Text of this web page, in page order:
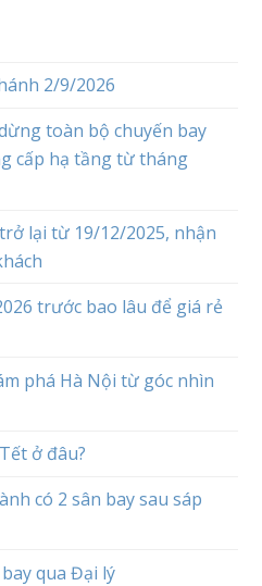
2/9/2026
toàn bộ chuyến bay
cấp hạ tầng từ tháng
lại từ 19/12/2025, nhận
trước bao lâu để giá rẻ
phá Hà Nội từ góc nhìn
ở đâu?
có 2 sân bay sau sáp
qua Đại lý